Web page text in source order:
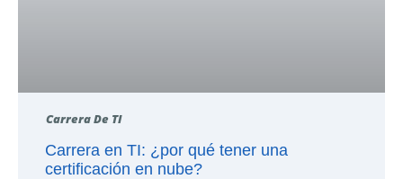
Carrera De TI
Carrera en TI: ¿por qué tener una
certificación en nube?